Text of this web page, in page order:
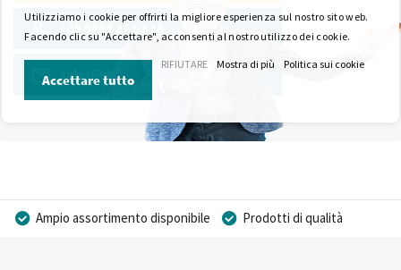
+39 0444 27 62 18
sales@wkk-europe.it
Ampio assortimento disponibile
Prodotti di qualità
Utilizziamo i cookie per offrirti la migliore esperienza sul nostro sito web.
Facendo clic su "Accettare", acconsenti al nostro utilizzo dei cookie.
Accettare tutto
RIFIUTARE Mostra di più Politica sui cookie